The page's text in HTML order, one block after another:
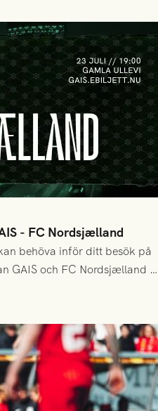
- FC Nordsjælland
behöva inför ditt besök på
GAIS och FC Nordsjælland i
kl 19.00 på torsdag